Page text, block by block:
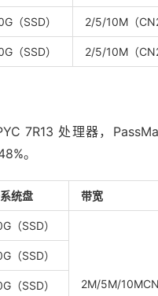
（SSD） 2/5/10M（CN2
（SSD） 2/5/10M（CN2
7R13 处理器，
。
统盘 带宽
（SSD）
2M/5M/
（SSD）
（SSD）